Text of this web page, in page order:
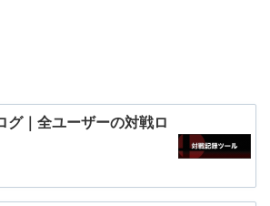
グ｜全ユーザーの対戦ロ